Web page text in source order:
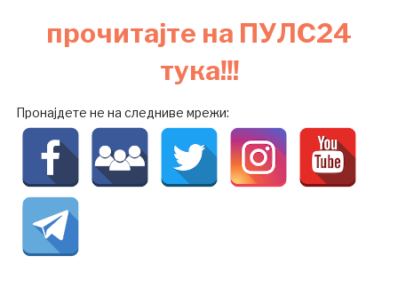
прочитајте на ПУЛС24
тука!!!
Пронајдете не на следниве мрежи: